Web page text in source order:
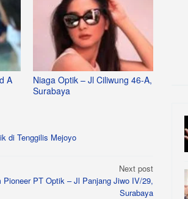
A
Niaga Optik – Jl Ciliwung 46-A,
Surabaya
di Tenggilis Mejoyo
Next post
Pioneer PT Optik – Jl Panjang Jiwo IV/29,
Surabaya